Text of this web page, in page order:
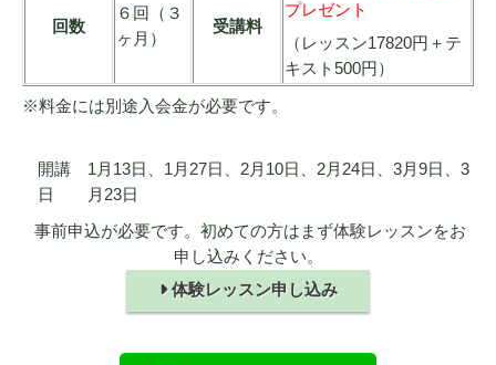
回数
６回（３
ヶ月）
受講料
プレゼント
（レッスン17820円＋テ
キスト500円）
※料金には別途入会金が必要です。
開講
日
1月13日、1月27日、2月10日、2月24日、3月9日、3
月23日
事前申込が必要です。初めての方はまず体験レッスンをお
申し込みください。
体験レッスン申し込み